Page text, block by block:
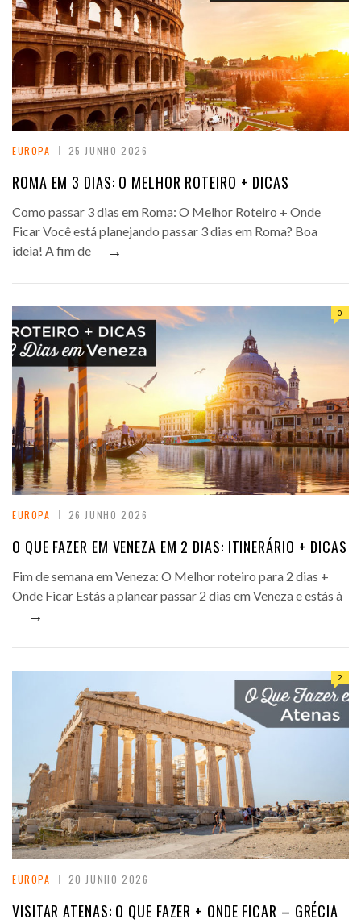
EUROPA 25 JUNHO 2026
ROMA EM 3 DIAS: O MELHOR ROTEIRO + DICAS
Como passar 3 dias em Roma: O Melhor Roteiro + Onde
Ficar Você está planejando passar 3 dias em Roma? Boa
ideia! A fim de
→
0
EUROPA 26 JUNHO 2026
O QUE FAZER EM VENEZA EM 2 DIAS: ITINERÁRIO + DICAS
Fim de semana em Veneza: O Melhor roteiro para 2 dias +
Onde Ficar Estás a planear passar 2 dias em Veneza e estás à
→
2
EUROPA 20 JUNHO 2026
VISITAR ATENAS: O QUE FAZER + ONDE FICAR – GRÉCIA